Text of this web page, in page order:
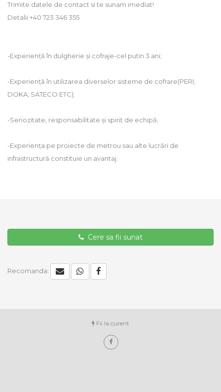
Trimite datele de contact si te sunam imediat!
Detalii +40 723 346 355
-Experiență în dulgherie și cofraje-cel putin 3 ani;
-Experiență în utilizarea diverselor sisteme de cofrare(PERI,
DOKA, SATECO ETC);
-Seriozitate, responsabilitate și spirit de echipă;
-Experiența pe proiecte de metrou sau alte lucrări de
infrastructură constituie un avantaj.
Cere sa fii sunat
Recomanda:
Fii la curent